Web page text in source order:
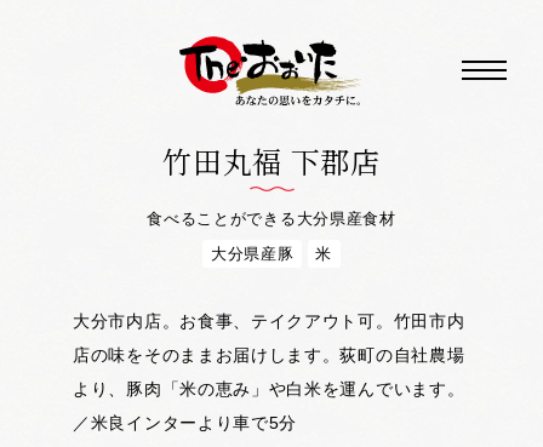
竹田丸福 下郡店
食べることができる大分県産食材
大分県産豚 米
大分市内店。お食事、テイクアウト可。竹田市内
店の味をそのままお届けします。荻町の自社農場
より、豚肉「米の恵み」や白米を運んでいます。
／米良インターより車で5分